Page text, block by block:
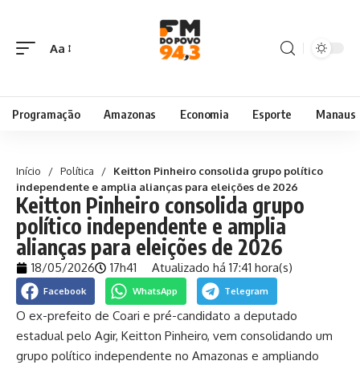
Aa
Programação Amazonas Economia Esporte Manaus
Início / Política /
Keitton Pinheiro consolida grupo político
independente e amplia alianças para eleições de 2026
Keitton Pinheiro consolida grupo
político independente e amplia
alianças para eleições de 2026
18/05/2026 17h41 Atualizado há 17:41 hora(s)
Facebook WhatsApp Telegram
O ex-prefeito de Coari e pré-candidato a deputado
estadual pelo Agir, Keitton Pinheiro, vem consolidando um
grupo político independente no Amazonas e ampliando